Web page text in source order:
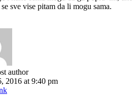
sve vise pitam da li mogu sama.
author
2016 at 9:40 pm